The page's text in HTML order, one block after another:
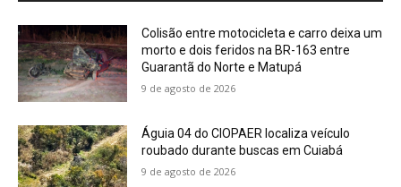
Colisão entre motocicleta e carro deixa um
morto e dois feridos na BR-163 entre
Guarantã do Norte e Matupá
9 de agosto de 2026
Águia 04 do CIOPAER localiza veículo
roubado durante buscas em Cuiabá
9 de agosto de 2026